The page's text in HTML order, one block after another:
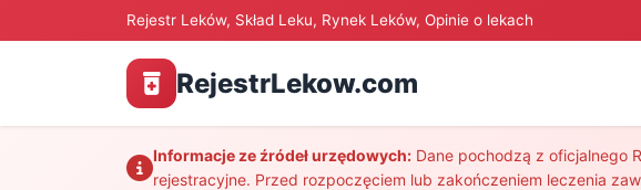
Rejestr Leków, Skład Leku, Rynek Leków, Opinie o lekach
RejestrLekow.com
Informacje ze źródeł urzędowych: Dane pochodzą z oficjalnego
rejestracyjne. Przed rozpoczęciem lub zakończeniem leczenia